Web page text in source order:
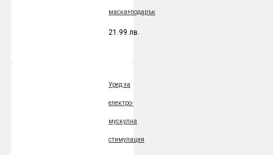
маска+подарък
21.99 лв.
Уред за
електро-
мускулна
стимулация